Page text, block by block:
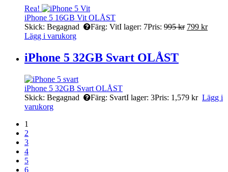
Rea!
iPhone 5 16GB Vit OLÅST
Skick: Begagnad Färg: VitI lager: 7Pris: 995kr 799 kr
Lägg i varukorg
iPhone 5 32GB Svart OLÅST
iPhone 5 32GB Svart OLÅST
Skick: Begagnad Färg: SvartI lager: 3Pris: 1,579 kr Lägg i
varukorg
1
2
3
4
5
6